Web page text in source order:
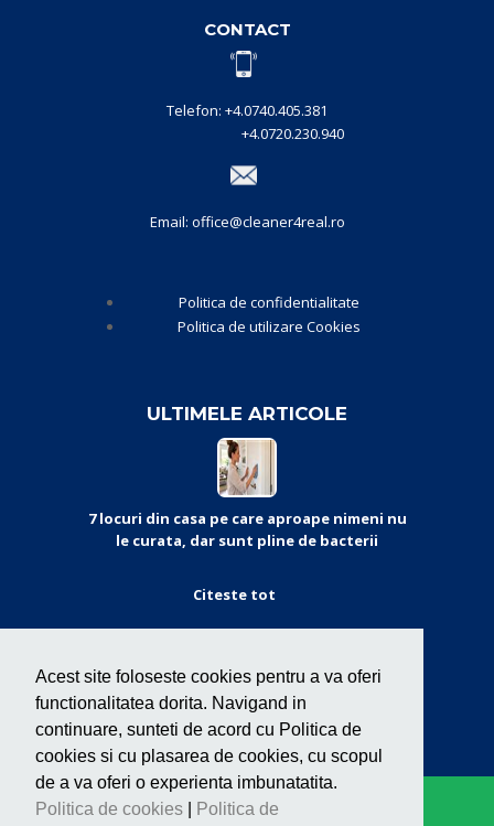
Acest site foloseste cookies pentru a va oferi
functionalitatea dorita. Navigand in
continuare, sunteti de acord cu Politica de
cookies si cu plasarea de cookies, cu scopul
de a va oferi o experienta imbunatatita.
Politica de cookies
Politica de
CONTACT
Telefon: +4.0740.405.381
+4.0720.230.940
Email: office@cleaner4real.ro
Politica de confidentialitate
Politica de utilizare Cookies
ULTIMELE ARTICOLE
7 locuri din casa pe care aproape nimeni nu
le curata, dar sunt pline de bacterii
Citeste tot
Copyright © Cleaner 2020. Toate drepturile